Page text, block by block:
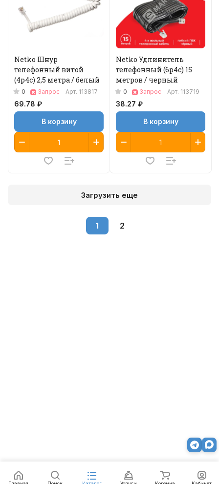
Netko Шнур
телефонный витой
(4р4с) 2,5 метра / белый
0 Запрос Арт. 113817
69.78 ₽
В корзину
Netko Удлинитель
телефонный (6р4с) 15
метров / черный
0 Запрос Арт. 113719
38.27 ₽
В корзину
Загрузить еще
1 2